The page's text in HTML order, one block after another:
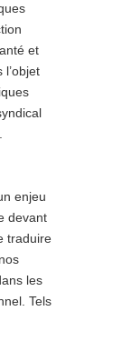
et
enjeu
devant
traduire
les
Tels